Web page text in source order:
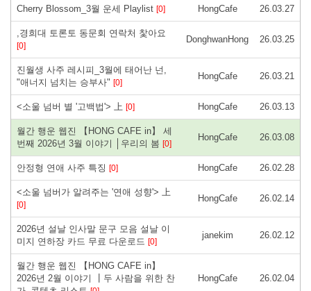
Cherry Blossom_3월 운세 Playlist [0] HongCafe 26.03.27
,경희대 토론토 동문회 연락처 찿아요
[0]
DonghwanHong 26.03.25
진월생 사주 레시피_3월에 태어난 넌,
"애너지 넘치는 승부사" [0]
HongCafe 26.03.21
<소울 넘버 별 '고백법'> 上 [0] HongCafe 26.03.13
월간 행운 웹진 【HONG CAFE in】 세
번째 2026년 3월 이야기 │우리의 봄 [0]
HongCafe 26.03.08
안정형 연애 사주 특징 [0] HongCafe 26.02.28
<소울 넘버가 알려주는 '연애 성향'> 上
[0]
HongCafe 26.02.14
2026년 설날 인사말 문구 모음 설날 이
미지 연하장 카드 무료 다운로드 [0]
janekim 26.02.12
월간 행운 웹진 【HONG CAFE in】
2026년 2월 이야기 ┃두 사람을 위한 찬
HongCafe 26.02.04